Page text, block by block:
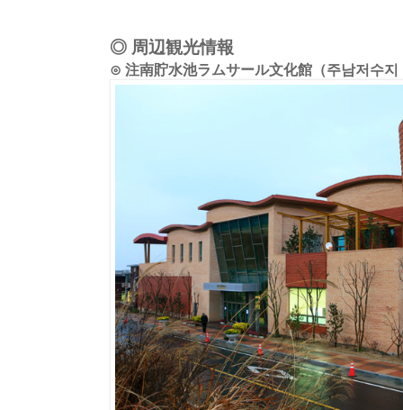
◎ 周辺観光情報
⊙ 注南貯水池ラムサール文化館（주남저수지